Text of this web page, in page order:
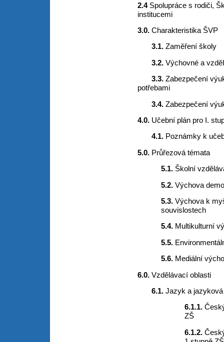
2.4 Spolupráce s rodiči,
institucemi
3.0. Charakteristika ŠVP
3.1. Zaměření školy
3.2. Výchovné a
3.3. Zabezpečení
potřebami
3.4. Zabezpečení
4.0. Učební plán pro I.
4.1. Poznámky k
5.0. Průřezová témata
5.1. Školní
5.2.Výchova
5.3.Výchova k
souvislostech
5.4. Multikulturní
5.5.
5.6. Mediální
6.0. Vzdělávací oblasti
6.1. Jazyk a
6.1.1.
ZŠ
6.1.2.